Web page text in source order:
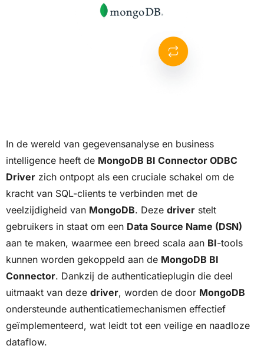
In de wereld van gegevensanalyse en business
intelligence heeft de MongoDB BI Connector ODBC
Driver zich ontpopt als een cruciale schakel om de
kracht van SQL-clients te verbinden met de
veelzijdigheid van MongoDB. Deze driver stelt
gebruikers in staat om een Data Source Name (DSN)
aan te maken, waarmee een breed scala aan BI-tools
kunnen worden gekoppeld aan de MongoDB BI
Connector. Dankzij de authenticatieplugin die deel
uitmaakt van deze driver, worden de door MongoDB
ondersteunde authenticatiemechanismen effectief
geïmplementeerd, wat leidt tot een veilige en naadloze
dataflow.